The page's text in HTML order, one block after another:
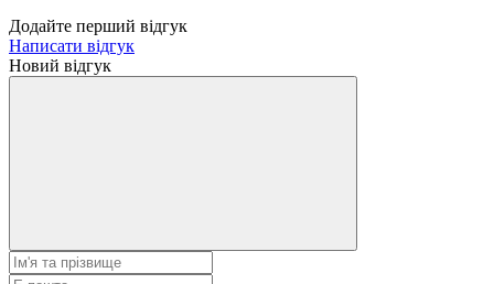
Додайте перший відгук
Написати відгук
Новий відгук